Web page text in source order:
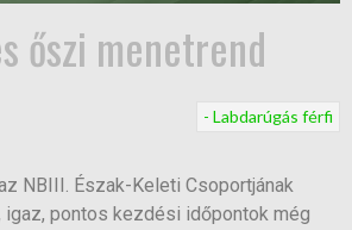
őszi menetrend
- Labdarúgás férfi
NBIII. Észak-Keleti Csoportjának
igaz, pontos kezdési időpontok még